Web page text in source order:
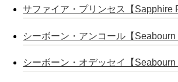
サファイア・プリンセス【Sapphire
シーボーン・アンコール【Seabourn
シーボーン・オデッセイ【Seabourn